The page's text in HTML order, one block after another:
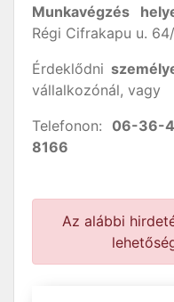
Munkavégzés
Régi Cifrakapu u.
Érdeklődni
vállalkozónál, vagy
Telefonon: 06-36-
8166
Az alábbi